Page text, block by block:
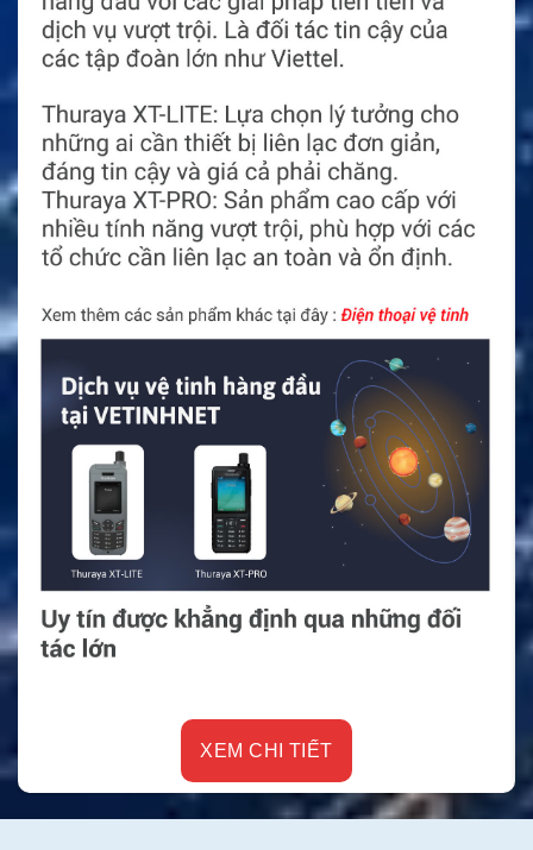
XEM CHI TIẾT